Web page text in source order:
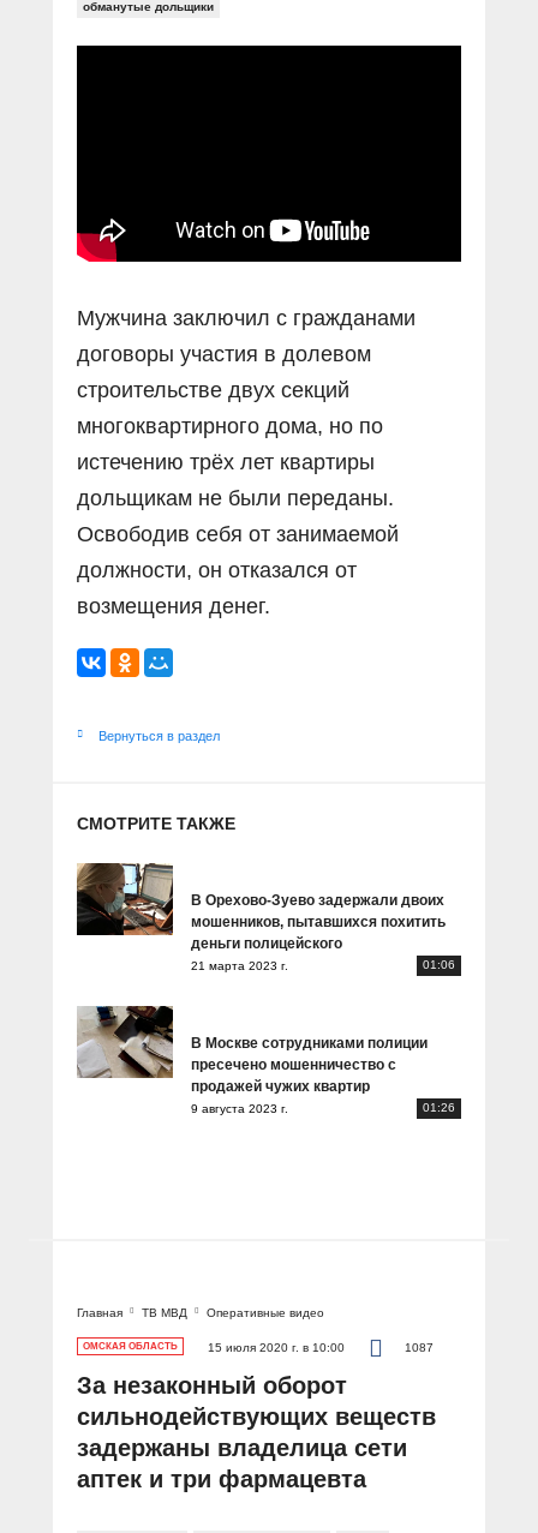
Социальные ролики
Документальные фильмы
Прямой разговор
В знании сила
О ПОРТАЛЕ
обманутые дольщики
Мужчина заключил с гражданами
договоры участия в долевом
строительстве двух секций
многоквартирного дома, но по
истечению трёх лет квартиры
дольщикам не были переданы.
Освободив себя от занимаемой
должности, он отказался от
возмещения денег.
Вернуться в раздел
СМОТРИТЕ ТАКЖЕ
В Орехово-Зуево задержали двоих
мошенников, пытавшихся похитить
деньги полицейского
21 марта 2023 г. 01:06
В Москве сотрудниками полиции
пресечено мошенничество с
продажей чужих квартир
9 августа 2023 г. 01:26
Главная ТВ МВД Оперативные видео
ОМСКАЯ ОБЛАСТЬ 15 июля 2020 г. в 10:00 1087
За незаконный оборот
сильнодействующих веществ
задержаны владелица сети
аптек и три фармацевта